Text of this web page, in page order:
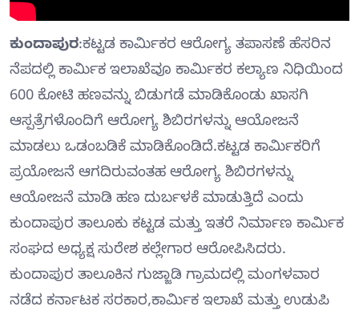
ಕುಂದಾಪುರ:ಕಟ್ಟಡ ಕಾರ್ಮಿಕರ ಆರೋಗ್ಯ ತಪಾಸಣೆ ಹೆಸರಿನ
ನೆಪದಲ್ಲಿ ಕಾರ್ಮಿಕ ಇಲಾಖೆವೂ ಕಾರ್ಮಿಕರ ಕಲ್ಯಾಣ ನಿಧಿಯಿಂದ
600 ಕೋಟಿ ಹಣವನ್ನು ಬಿಡುಗಡೆ ಮಾಡಿಕೊಂಡು ಖಾಸಗಿ
ಆಸ್ಪತ್ರೆಗಳೊಂದಿಗೆ ಆರೋಗ್ಯ ಶಿಬಿರಗಳನ್ನು ಆಯೋಜನೆ
ಮಾಡಲು ಒಡಂಬಡಿಕೆ ಮಾಡಿಕೊಂಡಿದೆ.ಕಟ್ಟಡ ಕಾರ್ಮಿಕರಿಗೆ
ಪ್ರಯೋಜನೆ ಆಗದಿರುವಂತಹ ಆರೋಗ್ಯ ಶಿಬಿರಗಳನ್ನು
ಆಯೋಜನೆ ಮಾಡಿ ಹಣ ದುರ್ಬಳಕೆ ಮಾಡುತ್ತಿದೆ ಎಂದು
ಕುಂದಾಪುರ ತಾಲೂಕು ಕಟ್ಟಡ ಮತ್ತು ಇತರೆ ನಿರ್ಮಾಣ ಕಾರ್ಮಿಕ
ಸಂಘದ ಅಧ್ಯಕ್ಷ ಸುರೇಶ ಕಲ್ಲೇಗಾರ ಆರೋಪಿಸಿದರು.
ಕುಂದಾಪುರ ತಾಲೂಕಿನ ಗುಜ್ಜಾಡಿ ಗ್ರಾಮದಲ್ಲಿ ಮಂಗಳವಾರ
ನಡೆದ ಕರ್ನಾಟಕ ಸರಕಾರ,ಕಾರ್ಮಿಕ ಇಲಾಖೆ ಮತ್ತು ಉಡುಪಿ